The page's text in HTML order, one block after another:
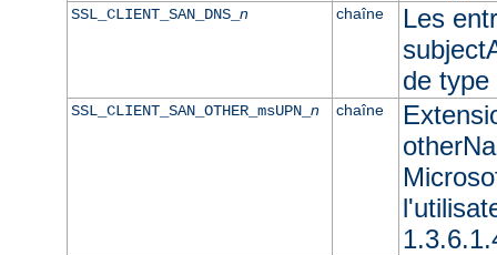
SSL_CLIENT_SAN_DNS_ n chaîne
Les
de type
SSL_CLIENT_SAN_OTHER_msUPN_ n chaîne